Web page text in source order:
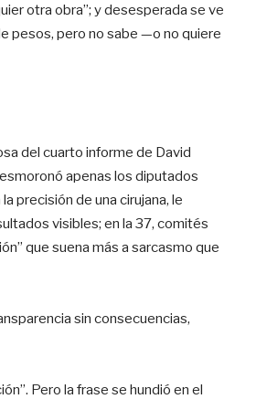
otra obra”; y desesperada se ve
pesos, pero no sabe —o no quiere
del cuarto informe de David
apenas los diputados
precisión de una cirujana, le
visibles; en la 37, comités
que suena más a sarcasmo que
sin consecuencias,
Pero la frase se hundió en el